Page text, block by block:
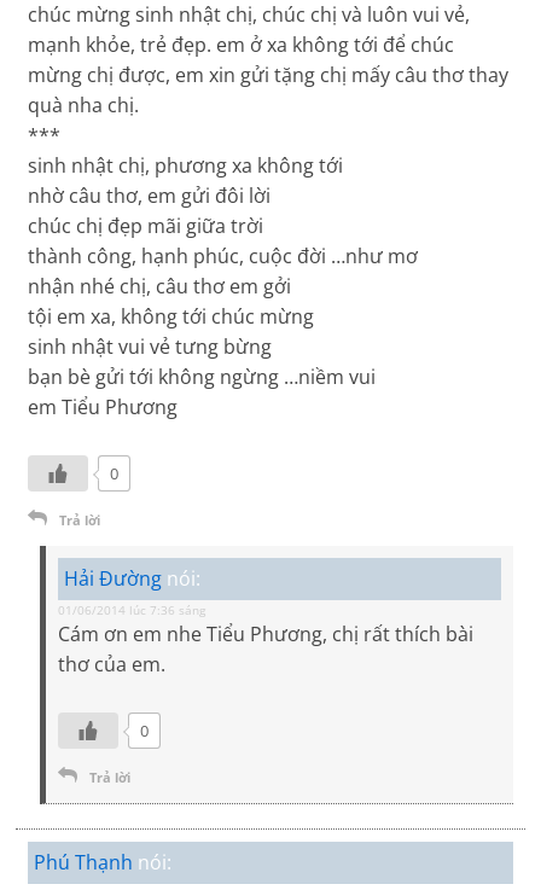
chúc mừng sinh nhật chị, chúc chị và luôn vui vẻ,
mạnh khỏe, trẻ đẹp. em ở xa không tới để chúc
mừng chị được, em xin gửi tặng chị mấy câu thơ thay
quà nha chị.
***
sinh nhật chị, phương xa không tới
nhờ câu thơ, em gửi đôi lời
chúc chị đẹp mãi giữa trời
thành công, hạnh phúc, cuộc đời …như mơ
nhận nhé chị, câu thơ em gởi
tội em xa, không tới chúc mừng
sinh nhật vui vẻ tưng bừng
bạn bè gửi tới không ngừng …niềm vui
em Tiểu Phương
0
Trả lời
Hải Đường nói:
01/06/2014 lúc 7:36 sáng
Cám ơn em nhe Tiểu Phương, chị rất thích bài
thơ của em.
0
Trả lời
Phú Thạnh nói: